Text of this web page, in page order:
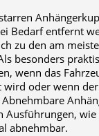
Bedarf entfernt
zu den am
besonders
wenn das
wird oder wenn
Ausführungen,
abnehmbar.